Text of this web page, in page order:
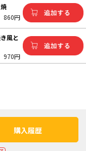
860円
風と
970円
購入履歴